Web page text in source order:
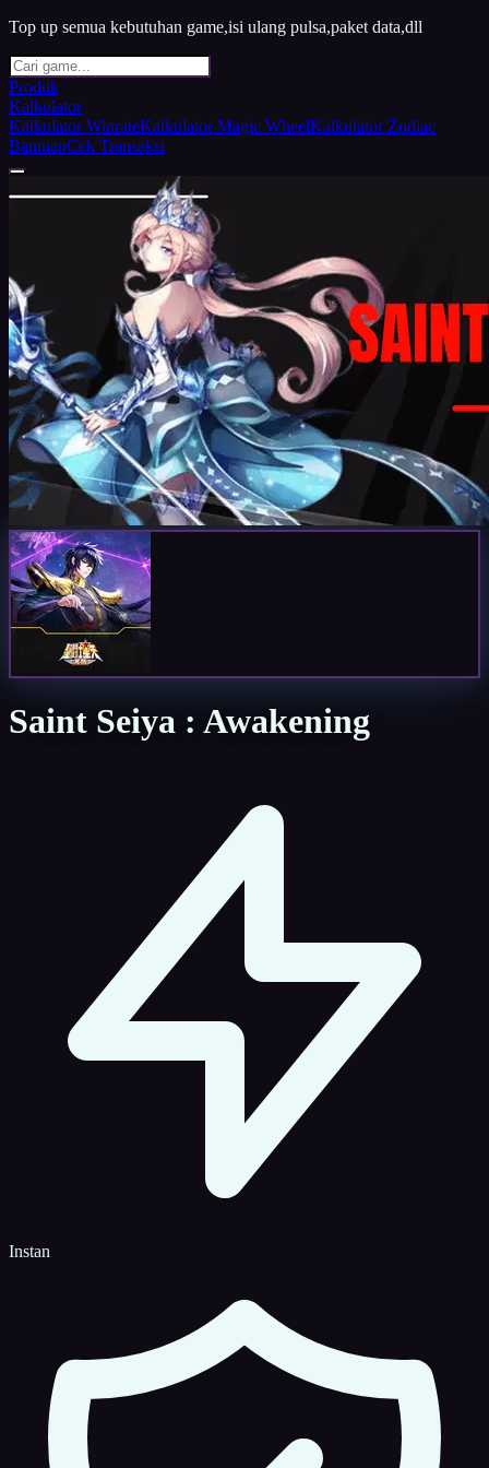
Top up semua kebutuhan game,isi ulang pulsa,paket data,dll
Produk
Kalkulator
Kalkulator WinrateKalkulator Magic WheelKalkulator Zodiac
BantuanCek Transaksi
Saint Seiya : Awakening
Instan